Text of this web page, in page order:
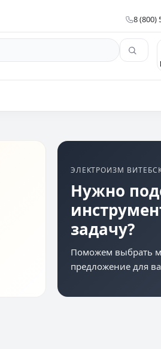
8 (800)
ЭЛЕКТРОИЗМ
Нужно
задачу?
Поможем выбрать
предложение для